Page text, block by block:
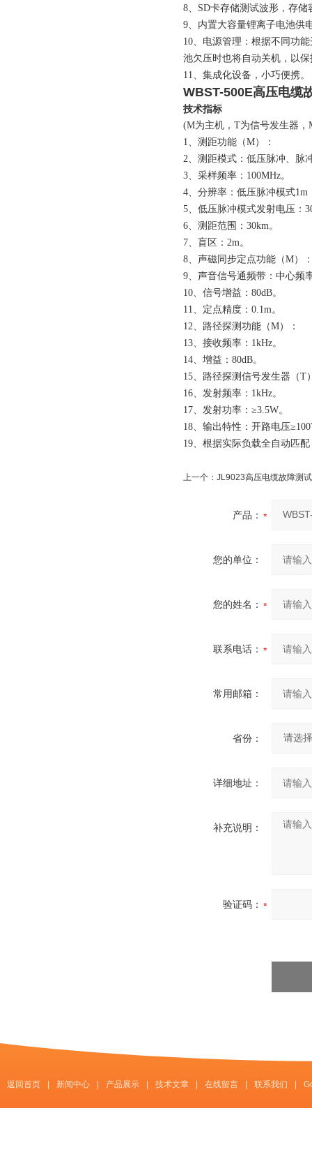
8、 SD卡存储测试波形，存
9、 内置大容量锂离子电池供
10、 电源管理：根据不同功
池欠压时也将自动关机，以
11、 集成化设备，小巧便携。
WBST-500E高压电缆
技术指标
(M为主机，T为信号发生器
1、 测距功能（M）：
2、 测距模式：低压脉冲、脉
3、 采样频率：100MHz。
4、 分辨率：低压脉冲模式1m
5、 低压脉冲模式发射电压：
6、 测距范围：30km。
7、 盲区：2m。
8、 声磁同步定点功能（M）
9、 声音信号通频带：中心频
10、 信号增益：80dB。
11、 定点精度：0.1m。
12、 路径探测功能（M）：
13、 接收频率：1kHz。
14、 增益：80dB。
15、 路径探测信号发生器（T
16、 发射频率：1kHz。
17、 发射功率：≥3.5W。
18、 输出特性：开路电压
19、 根据实际负载全自动匹
上一个： JL9023高压电缆故障测
产品：
您的单位：
您的姓名：
联系电话：
常用邮箱：
省份：
详细地址：
补充说明：
验证码：
返回首页 新闻中心 产品展示 技术文章 在线留言 联系我们